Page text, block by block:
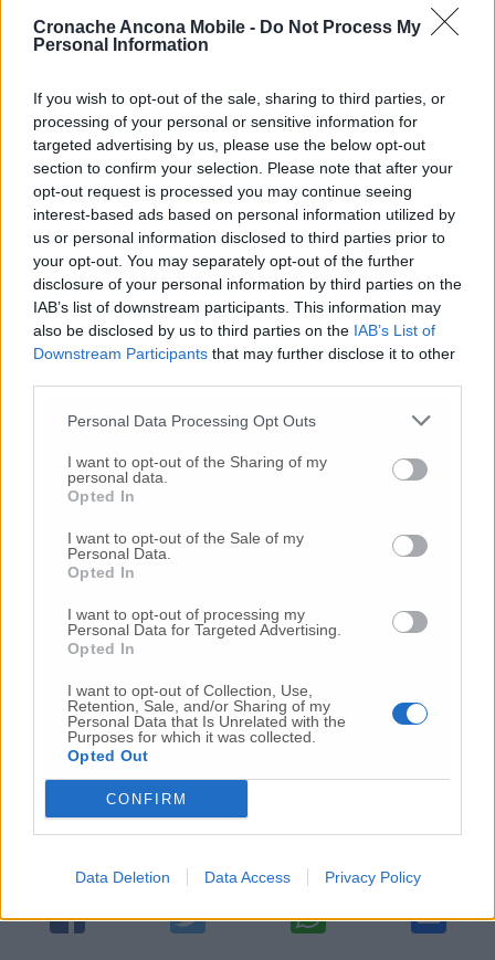
Cronache Ancona Mobile - Do Not Process My
Personal Information
If you wish to opt-out of the sale, sharing to third parties, or
processing of your personal or sensitive information for
targeted advertising by us, please use the below opt-out
section to confirm your selection. Please note that after your
opt-out request is processed you may continue seeing
interest-based ads based on personal information utilized by
us or personal information disclosed to third parties prior to
your opt-out. You may separately opt-out of the further
disclosure of your personal information by third parties on the
IAB’s list of downstream participants. This information may
also be disclosed by us to third parties on the IAB’s List of
Downstream Participants that may further disclose it to other
Personal Data Processing Opt Outs
I want to opt-out of the Sharing of my
personal data.
Opted In
I want to opt-out of the Sale of my
Personal Data.
Opted In
I want to opt-out of processing my
Personal Data for Targeted Advertising.
Opted In
I want to opt-out of Collection, Use,
Retention, Sale, and/or Sharing of my
Personal Data that Is Unrelated with the
Purposes for which it was collected.
Opted Out
CONFIRM
Data Deletion Data Access Privacy Policy
fascia da 12 a 39 anni: sarà possibile prenotare
la somministrazione della dose attraverso il
portale di Poste Italiane ( a questo link) o
chiamando il numero verde 800.00.99.66
(attivo tutti i giorni dalle 8 alle 20). Poste
Italiane ha attivato un ulteriore metodo di
prenotazione per il vaccino anti-Covid: si può
inviare un sms, con il proprio codice fiscale,
al numero 339.9903947. Entro 48-72 ore si
viene ricontattati dal servizio clienti di Poste
Italiane per procedere telefonicamente alla
scelta di luogo e data dell’appuntamento. Il
servizio è attivo 24 ore su 24.
Aperta anche la slot di prenotazione delle
vaccinazioni anti-Covid per i cittadini
italiani iscritti all’Anagrafe degli Italiani
residenti all’estero che vivono
temporaneamente in Italia. Possono prenotare
sempre allo stesso link delle Poste, chiamare
il numero verde o inviare un messaggio.
© RIPRODUZIONE RISERVATA
Vai alla home